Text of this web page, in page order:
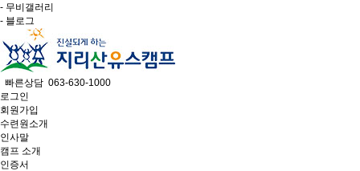
- 무비갤러리
- 블로그
빠른상담 063-630-1000
로그인
회원가입
수련원소개
인사말
캠프 소개
인증서